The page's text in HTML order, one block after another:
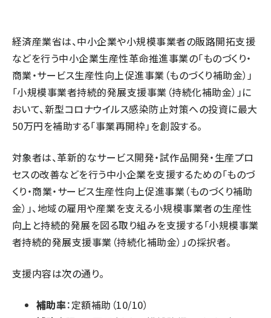
経済産業省は、中小企業や小規模事業者の販路開拓支援
などを行う中小企業生産性革命推進事業の「ものづくり・
商業・サービス生産性向上促進事業（ものづくり補助金）」
「小規模事業者持続的発展支援事業（持続化補助金）」に
おいて、新型コロナウイルス感染防止対策への投資に最大
50万円を補助する「事業再開枠」を創設する。
対象者は、革新的なサービス開発・試作品開発・生産プロ
セスの改善などを行う中小企業を支援するための「ものづ
くり・商業・サービス生産性向上促進事業（ものづくり補助
金）」、地域の雇用や産業を支える小規模事業者の生産性
向上と持続的発展を図る取り組みを支援する「小規模事業
者持続的発展支援事業（持続化補助金）」の採択者。
支援内容は次の通り。
補助率：定額補助（10/10）